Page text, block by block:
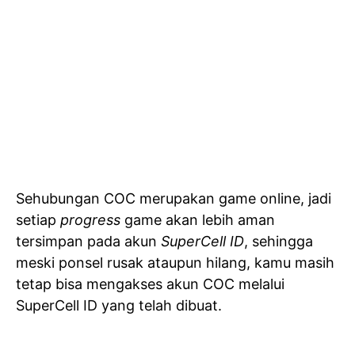
Sehubungan COC merupakan game online, jadi
setiap progress game akan lebih aman
tersimpan pada akun SuperCell ID, sehingga
meski ponsel rusak ataupun hilang, kamu masih
tetap bisa mengakses akun COC melalui
SuperCell ID yang telah dibuat.